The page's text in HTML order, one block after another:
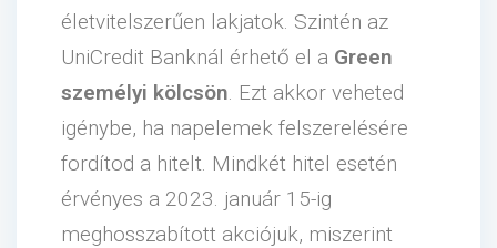
életvitelszerűen lakjatok. Szintén az
UniCredit Banknál érhető el a Green
személyi kölcsön. Ezt akkor veheted
igénybe, ha napelemek felszerelésére
fordítod a hitelt. Mindkét hitel esetén
érvényes a 2023. január 15-ig
meghosszabított akciójuk, miszerint